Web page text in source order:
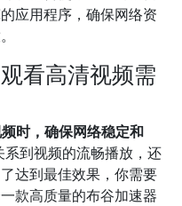
应用程序，确保网络资
看高清视频需
时，确保网络稳定和
系到视频的流畅播放，还
达到最佳效果，你需要
款高质量的布谷加速器